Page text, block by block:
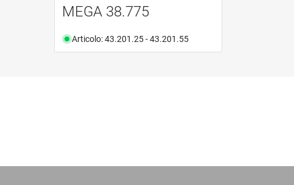
MEGA 38.775
Articolo: 43.201.25 - 43.201.55